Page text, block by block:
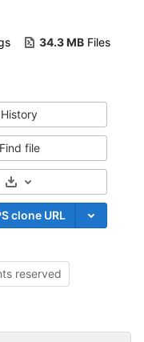
34.3 MB Files
History
Find file
Select Archive Format
clone URL
reserved